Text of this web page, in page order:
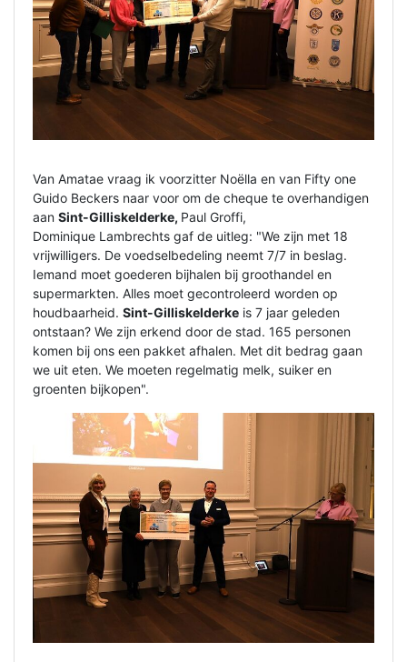
Van Amatae vraag ik voorzitter Noëlla en van Fifty one
Guido Beckers naar voor om de cheque te overhandigen
aan Sint-Gilliskelderke, Paul Groffi,
Dominique Lambrechts gaf de uitleg: "We zijn met 18
vrijwilligers. De voedselbedeling neemt 7/7 in beslag.
Iemand moet goederen bijhalen bij groothandel en
supermarkten. Alles moet gecontroleerd worden op
houdbaarheid. Sint-Gilliskelderke is 7 jaar geleden
ontstaan? We zijn erkend door de stad. 165 personen
komen bij ons een pakket afhalen. Met dit bedrag gaan
we uit eten. We moeten regelmatig melk, suiker en
groenten bijkopen".